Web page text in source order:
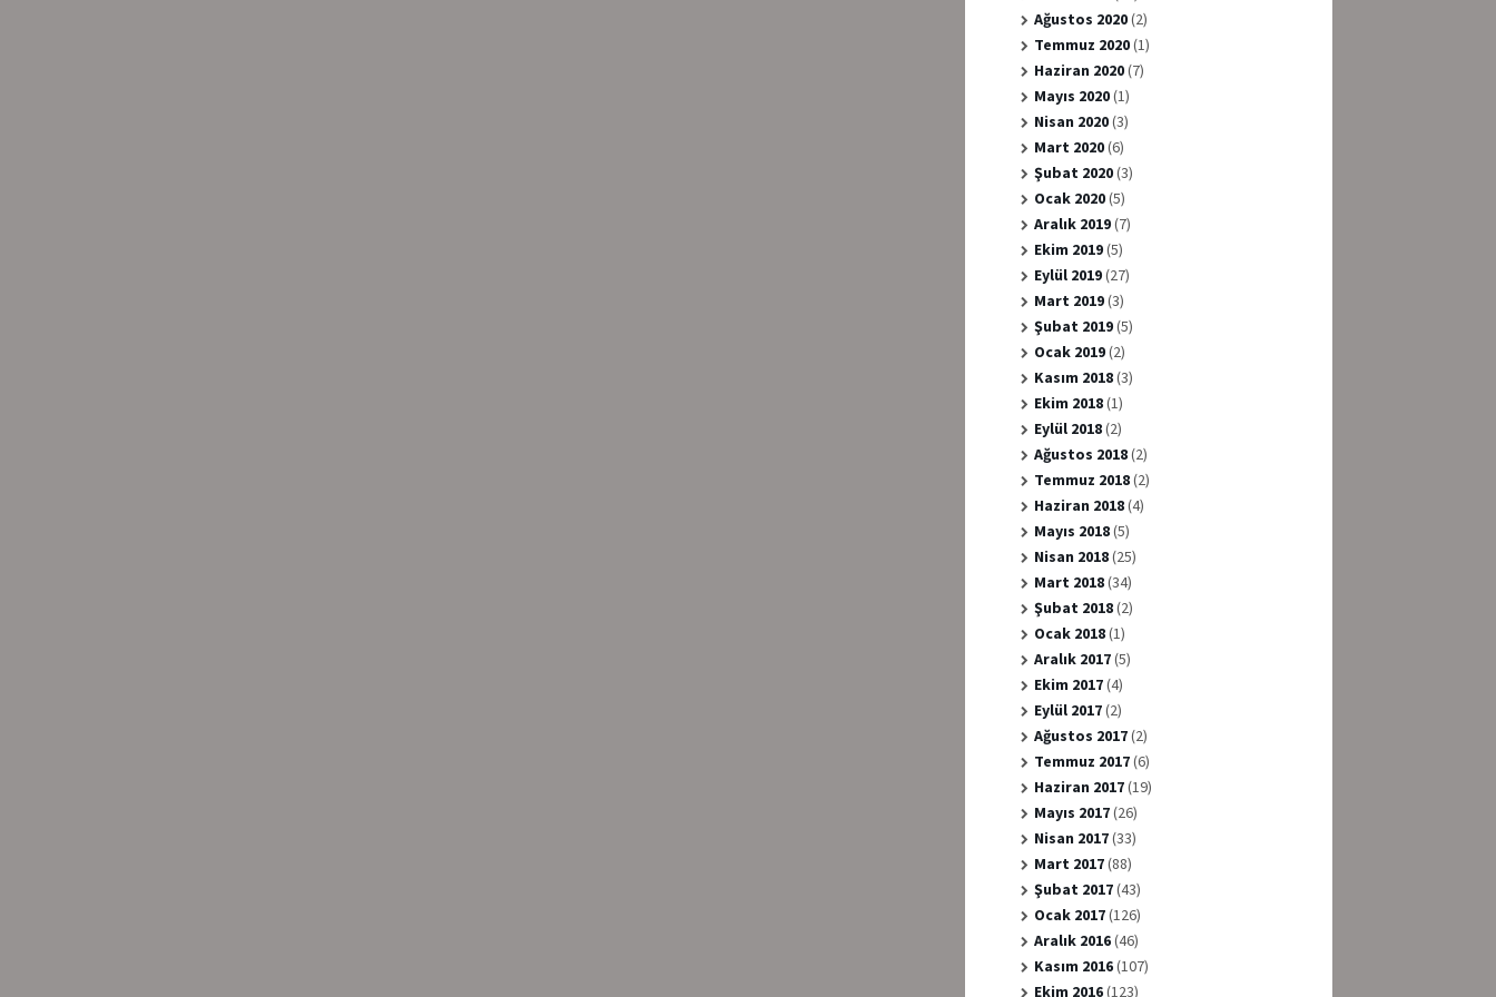
Ağustos 2020(2)
Temmuz 2020(1)
Haziran 2020(7)
Mayıs 2020(1)
Nisan 2020(3)
Mart 2020(6)
Şubat 2020(3)
Ocak 2020(5)
Aralık 2019(7)
Ekim 2019(5)
Eylül 2019(27)
Mart 2019(3)
Şubat 2019(5)
Ocak 2019(2)
Kasım 2018(3)
Ekim 2018(1)
Eylül 2018(2)
Ağustos 2018(2)
Temmuz 2018(2)
Haziran 2018(4)
Mayıs 2018(5)
Nisan 2018(25)
Mart 2018(34)
Şubat 2018(2)
Ocak 2018(1)
Aralık 2017(5)
Ekim 2017(4)
Eylül 2017(2)
Ağustos 2017(2)
Temmuz 2017(6)
Haziran 2017(19)
Mayıs 2017(26)
Nisan 2017(33)
Mart 2017(88)
Şubat 2017(43)
Ocak 2017(126)
Aralık 2016(46)
Kasım 2016(107)
Ekim 2016(123)